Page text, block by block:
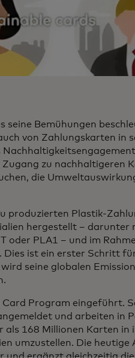
seine Bemühungen
von Zahlungskarten in
zu nachhaltigeren
die
produzierten Plastik-
hergestellt – darunter
oder PLA1 – und im
ist ein erster Schritt
seine globalen
Program eingeführt.
und arbeiten in
168 Millionen Karten in
umzustellen. Die heutige
und ergänzt gleichzeitig